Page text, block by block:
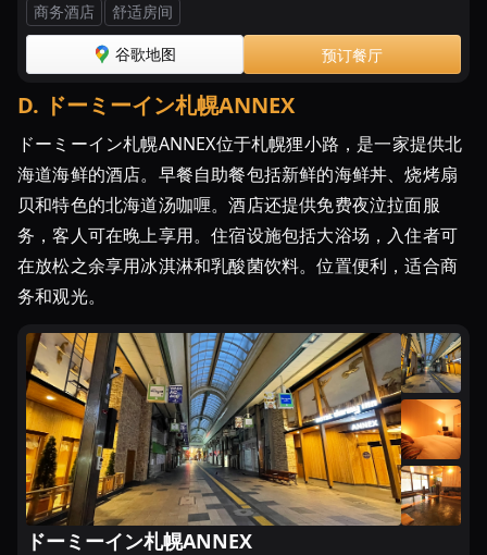
題
ツ
ア
で
ヒ
ッ
ト
す
「北
海
道
海
鮮
食
べ
商务酒店 舒适房间
谷歌地图 预订餐厅
D. ドーミーイン札幌ANNEX
ドーミーイン札幌ANNEX位于札幌狸小路，是一家提供北
海道海鲜的酒店。早餐自助餐包括新鲜的海鲜丼、烧烤扇
贝和特色的北海道汤咖喱。酒店还提供免费夜泣拉面服
务，客人可在晚上享用。住宿设施包括大浴场，入住者可
在放松之余享用冰淇淋和乳酸菌饮料。位置便利，适合商
务和观光。
ドーミーイン札幌ANNEX